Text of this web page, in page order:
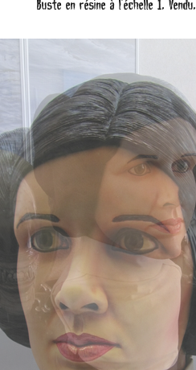
Buste en résine à l’échelle 1. Vendu.